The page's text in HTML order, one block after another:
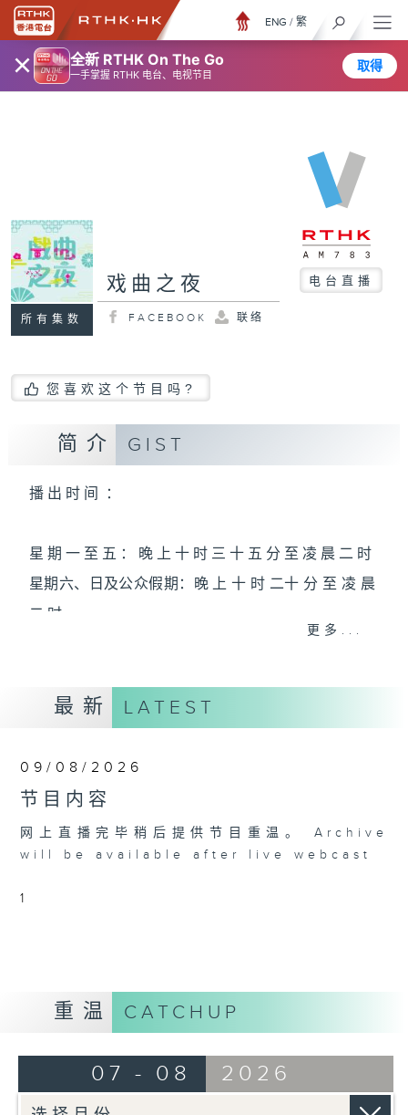
× 全新 RTHK On The Go
一手掌握 RTHK 电台、电视节目
取得
ENG / 繁
所有集数
戏曲之夜 电台直播
FACEBOOK 联络
您喜欢这个节目吗?
简介 GIST
播 出 时 间 ：
星 期 一 至 五 ： 晚 上 十 时 三 十 五 分 至 凌 晨 二 时
星期六、日及公众假期：晚 上 十 时 二十 分 至 凌 晨
二 时
黄可柔、马崇恩、萧桐、陈婉红、红萍、林玉琴、陈
为顾及平日需要上班的听众，《戏曲之夜》安排在每
个晚上播放粤曲，以地方语言介绍京剧、潮剧、越剧
等；务求以同一语言介绍同一剧种，望能令广大听众
更多...
最新 LATEST
09/08/2026
节目内容
网上直播完毕稍后提供节目重温。 Archive
will be available after live webcast
1
重温 CATCHUP
07 - 08 2026